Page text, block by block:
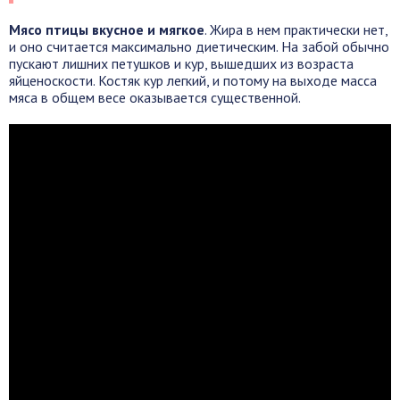
Мясо птицы вкусное и мягкое. Жира в нем практически нет,
и оно считается максимально диетическим. На забой обычно
пускают лишних петушков и кур, вышедших из возраста
яйценоскости. Костяк кур легкий, и потому на выходе масса
мяса в общем весе оказывается существенной.